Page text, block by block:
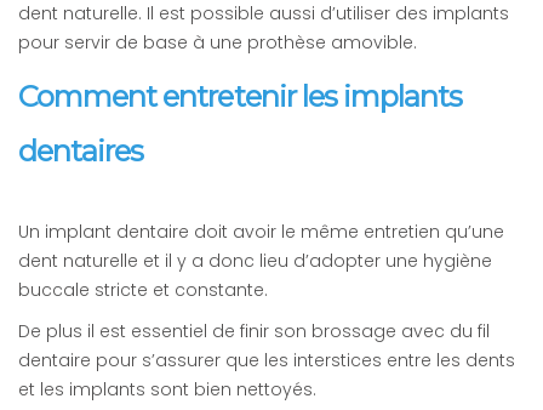
dent naturelle. Il est possible aussi d’utiliser des implants
pour servir de base à une prothèse amovible.
Comment entretenir les implants
dentaires
Un implant dentaire doit avoir le même entretien qu’une
dent naturelle et il y a donc lieu d’adopter une hygiène
buccale stricte et constante.
De plus il est essentiel de finir son brossage avec du fil
dentaire pour s’assurer que les interstices entre les dents
et les implants sont bien nettoyés.